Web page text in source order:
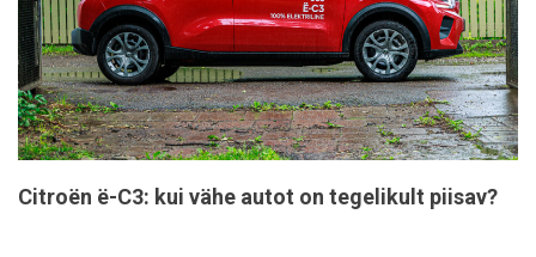
Citroën ë-C3: kui vähe autot on tegelikult piisav?